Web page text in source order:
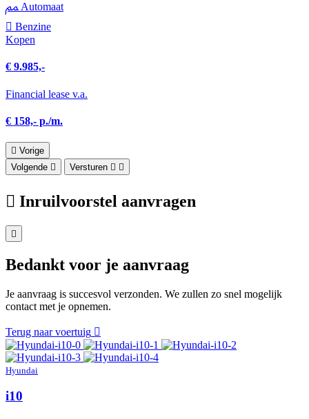
Automaat
Benzine
Kopen
€ 9.985,-
Financial lease v.a.
€ 158,- p./m.
Vorige
Volgende
Versturen
Inruilvoorstel aanvragen
Bedankt voor je aanvraag
Je aanvraag is succesvol verzonden. We zullen zo snel mogelijk
contact met je opnemen.
Terug naar voertuig
Hyundai
i10